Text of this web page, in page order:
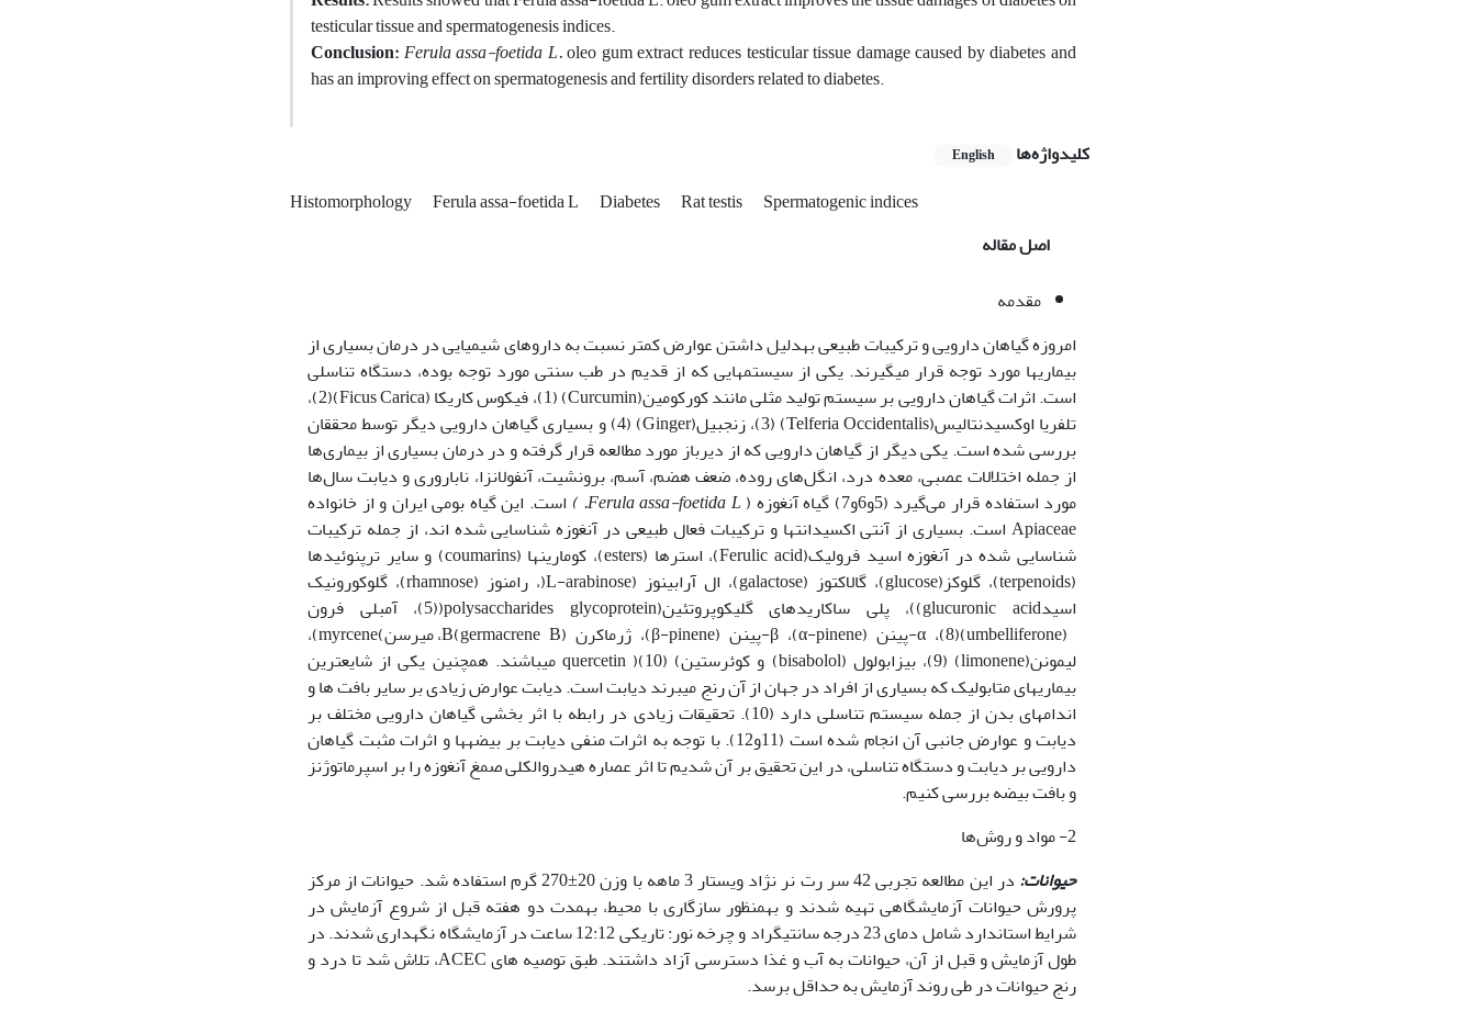
testicular tissue and spermatogenesis indices.
Conclusion:Ferula assa-foetida L.oleo gum extract reduces testicular tissue damage caused by diabetes and
has an improving effect on spermatogenesis and fertility disorders related to diabetes.
کلیدواژه‌ها English
Histomorphology Ferula‌ assa-foetida L Diabetes Rat testis
Spermatogenic indices
اصل مقاله
مقدمه
امروزه گیاهان دارویی و ترکیبات طبیعی به‫دلیل داشتن عوارض کمتر نسبت به داروهای شیمیایی در درمان بسیاری از
بیماری‫ها مورد توجه قرار می‫گیرند. یکی از سیستم‫هایی که از قدیم در طب سنتی مورد توجه بوده، دستگاه تناسلی
است. اثرات گیاهان دارویی بر سیستم تولید مثلی مانند کورکومین(Curcumin) (1)، فیکوس کاریکا (Ficus Carica)(2)،
تلفریا اوکسیدنتالیس(Telferia Occidentalis) (3)، زنجبیل(Ginger) (4) و بسیاری گیاهان دارویی دیگر توسط محققان
بررسی شده است. یکی دیگر از گیاهان دارویی که از دیرباز مورد مطالعه قرار گرفته و در درمان بسیاری از بیماری‌ها
از جمله اختلالات عصبی، معده درد، انگل‌های روده، ضعف هضم، آسم، برونشیت، آنفولانزا، ناباروری و دیابت سال‌ها
مورد استفاده قرار می‌گیرد (‎5و6و7‎) گیاه آنغوزه (
) است. این گیاه بومی ایران و از خانواده
Apiaceae است. بسیاری از آنتی اکسیدانت‫ها و ترکیبات فعال طبیعی در آنغوزه شناسایی شده اند، از جمله ترکیبات
شناسایی شده در آنغوزه اسید فرولیک(Ferulic acid)، استرها (esters)، کومارین‫ها (coumarins) و سایر ترپنوئیدها
(terpenoids)، گلوکز(glucose)، گالاکتوز (galactose)، ال آرابینوز (L-arabinose(، رامنوز (rhamnose)، گلوکورونیک
اسیدglucuronic acid))، پلی ساکاریدهای گلیکوپروتئین(polysaccharides glycoprotein((5)، آمبلی فرون
(umbelliferone)(8)، α-پینن (α-pinene)، β-پینن (β-pinene)، ژرماکرن (germacrene B)B، میرسن)myrcene)،
لیمونن(limonene) (9)، بیزابولول (bisabolol) و کوئرستین) quercetin )(10) می‫باشند. همچنین یکی از شایع‫ترین
بیماری‫های متابولیک که بسیاری از افراد در جهان از آن رنج می‫برند دیابت است. دیابت عوارض زیادی بر سایر بافت ها و
اندام‫های بدن از جمله سیستم تناسلی دارد (10). تحقیقات زیادی در رابطه با اثر بخشی گیاهان دارویی مختلف بر
دیابت و عوارض جانبی آن انجام شده است (11و12). با توجه به اثرات منفی دیابت بر بیضه‫ها و اثرات مثبت گیاهان
دارویی بر دیابت و دستگاه تناسلی، در این تحقیق بر آن شدیم تا اثر عصاره هیدروالکلی صمغ آنغوزه را بر اسپرماتوژنز
و بافت بیضه بررسی کنیم.
2- مواد و روش‌ها
حیوانات:
در این مطالعه تجربی 42 سر رت نر نژاد ویستار 3 ماهه با وزن 20±270 گرم استفاده شد. حیوانات از مرکز
پرورش حیوانات آزمایشگاهی تهیه شدند و به‫منظور سازگاری با محیط، به‫مدت دو هفته قبل از شروع آزمایش در
شرایط استاندارد شامل دمای 23 درجه سانتی‫گراد و چرخه نور: تاریکی 12:12 ساعت در آزمایشگاه نگه‫داری شدند. در
طول آزمایش و قبل از آن، حیوانات به آب و غذا دسترسی آزاد داشتند. طبق توصیه های ACEC، تلاش شد تا درد و
رنج حیوانات در طی روند آزمایش به حداقل برسد.